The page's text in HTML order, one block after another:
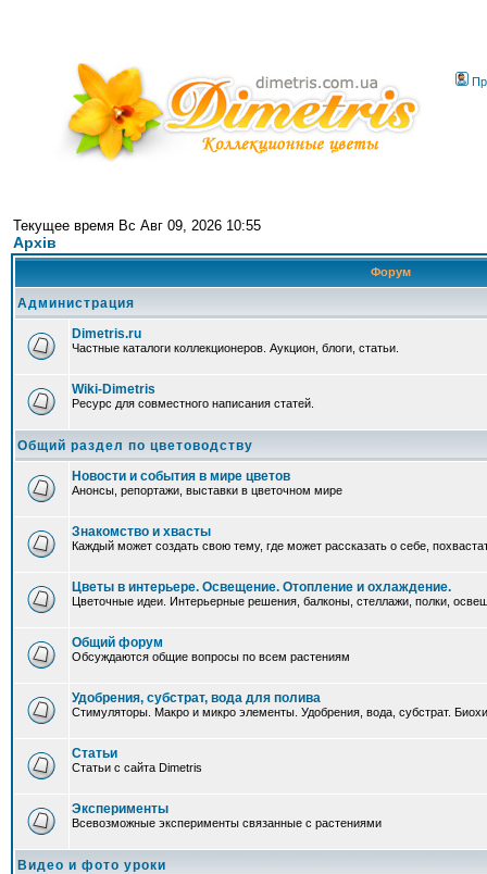
Текущее время Вс Авг 09, 2026 10:55
Архів
Форум
Администрация
Dimetris.ru
Частные каталоги коллекционеров. Аукцион, блоги, статьи.
Wiki-Dimetris
Ресурс для совместного написания статей.
Общий раздел по цветоводству
Новости и события в мире цветов
Анонсы, репортажи, выставки в цветочном мире
Знакомство и хвасты
Каждый может создать свою тему, где может рассказать о себе,
Цветы в интерьере. Освещение. Отопление и охлаждение.
Цветочные идеи. Интерьерные решения, балконы, стеллажи, полки,
Общий форум
Обсуждаются общие вопросы по всем растениям
Удобрения, субстрат, вода для полива
Стимуляторы. Макро и микро элементы. Удобрения, вода, субстрат.
Статьи
Статьи с сайта Dimetris
Эксперименты
Всевозможные эксперименты связанные с растениями
Видео и фото уроки